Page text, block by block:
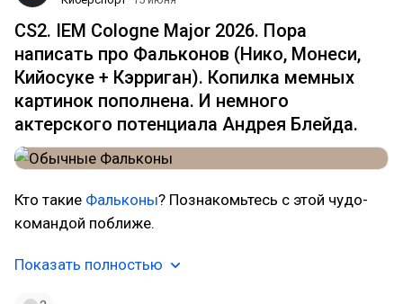
CS2. IEM Cologne Major 2026. Пора
написать про Фальконов (Нико, Монеси,
Кийосуке + Кэрриган). Копилка мемных
картинок пополнена. И немного
актерского потенциала Андрея Блейда.
Кто такие Фальконы? Познакомьтесь с этой чудо-
командой поближе.
Показать полностью